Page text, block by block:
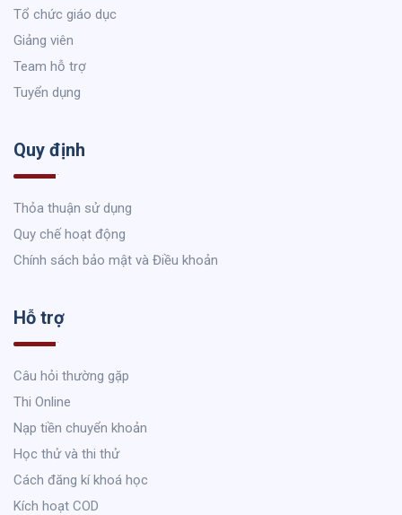
Tổ chức giáo dục
Giảng viên
Team hỗ trợ
Tuyển dụng
Quy định
Thỏa thuận sử dụng
Quy chế hoạt động
Chính sách bảo mật và Điều khoản
Hỗ trợ
Câu hỏi thường gặp
Thi Online
Nạp tiền chuyển khoản
Học thử và thi thử
Cách đăng kí khoá học
Kích hoạt COD